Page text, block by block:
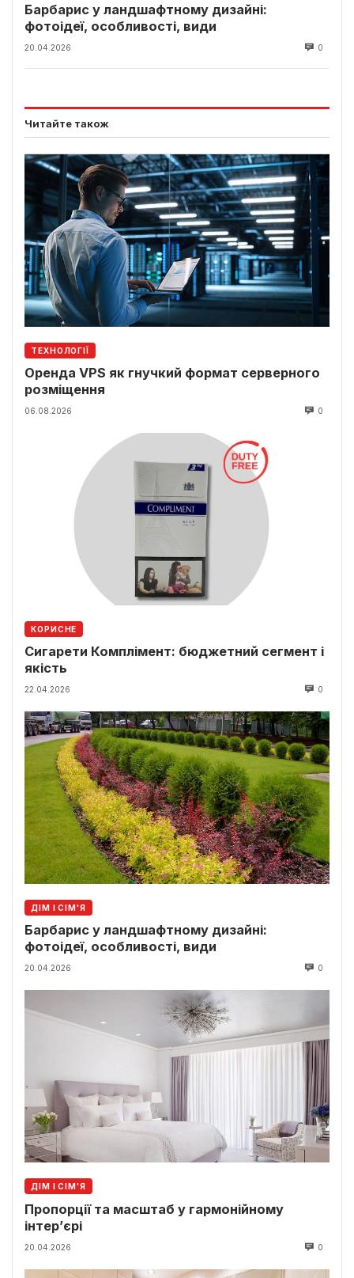
Барбарис у ландшафтному дизайні:
фотоідеї, особливості, види
20.04.2026 0
Читайте також
ТЕХНОЛОГІЇ
Оренда VPS як гнучкий формат серверного
розміщення
06.08.2026 0
КОРИСНЕ
Сигарети Комплімент: бюджетний сегмент і
якість
22.04.2026 0
ДІМ І СІМ'Я
Барбарис у ландшафтному дизайні:
фотоідеї, особливості, види
20.04.2026 0
ДІМ І СІМ'Я
Пропорції та масштаб у гармонійному
інтер’єрі
20.04.2026 0